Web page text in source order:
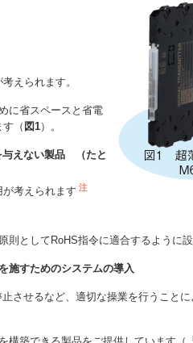
えられます。
に省スペースと省電
（ 図1）。
与えない製品 （たと
考えられます 注
としてRoHS指令に適合するように設
施すためのシステムの導入
させるなど、適切な操業を行うこと